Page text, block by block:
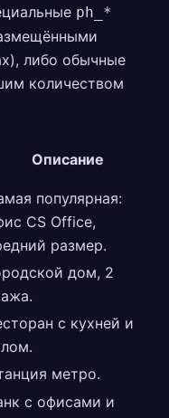
ph_*
либо обычные
количеством
Описание
популярная:
CS Office,
размер.
дом, 2
с кухней и
метро.
с офисами и